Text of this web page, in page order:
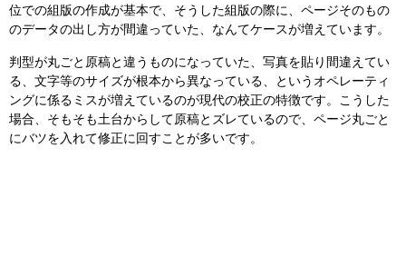
位での組版の作成が基本で、そうした組版の際に、ページそのもの
のデータの出し方が間違っていた、なんてケースが増えています。
判型が丸ごと原稿と違うものになっていた、写真を貼り間違えてい
る、文字等のサイズが根本から異なっている、というオペレーティ
ングに係るミスが増えているのが現代の校正の特徴です。こうした
場合、そもそも土台からして原稿とズレているので、ページ丸ごと
にバツを入れて修正に回すことが多いです。